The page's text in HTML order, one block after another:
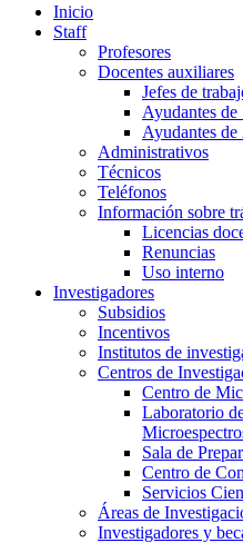
Inicio
Staff
Profesores
Docentes auxiliares
Jefes de
Ayudantes de
Ayudantes de
Administrativos
Técnicos
Teléfonos
Información sobre
Licencias
Renuncias
Uso interno
Investigadores
Subsidios
Incentivos
Institutos de
Centros de
Centro de
Laboratorio
Sala de
Centro de
Servicios
Áreas de
Investigadores y